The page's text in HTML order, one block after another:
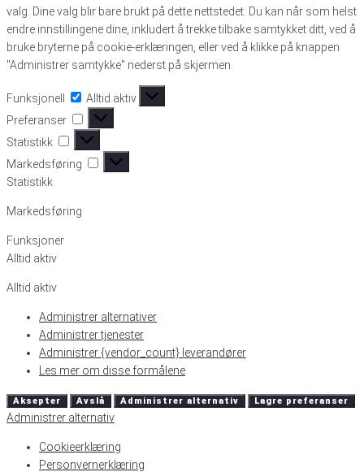
valg. Dine valg blir bare brukt på dette nettstedet. Du kan når som helst
endre innstillingene dine, inkludert å trekke tilbake samtykket ditt, ved å
bruke bryterne på cookie-erklæringen, eller ved å klikke på knappen
"Administrer samtykke" nederst på skjermen.
Funksjonell Funksjonell
Alltid aktiv
Preferanser
Preferanser
Statistikk Statistikk
Markedsføring
Markedsføring
Statistikk
Markedsføring
Funksjoner
Alltid aktiv
Alltid aktiv
Administrer alternativer
Administrer tjenester
Administrer {vendor_count} leverandører
Les mer om disse formålene
Aksepter Avslå Administrer alternativ Lagre preferanser
Administrer alternativ
Cookieerklæring
Personvernerklæring